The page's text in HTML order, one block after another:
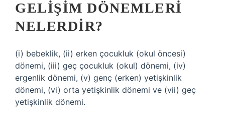
GELIŞIM DÖNEMLERI
NELERDIR?
(i) bebeklik, (ii) erken çocukluk (okul öncesi)
dönemi, (iii) geç çocukluk (okul) dönemi, (iv)
ergenlik dönemi, (v) genç (erken) yetişkinlik
dönemi, (vi) orta yetişkinlik dönemi ve (vii) geç
yetişkinlik dönemi.